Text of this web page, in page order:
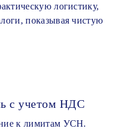
логистику,
показывая чистую
с учетом НДС
к лимитам УСН.